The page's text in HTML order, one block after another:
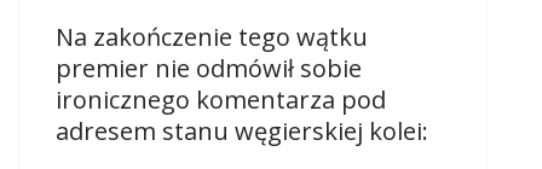
Na zakończenie tego wątku
premier nie odmówił sobie
ironicznego komentarza pod
adresem stanu węgierskiej kolei: